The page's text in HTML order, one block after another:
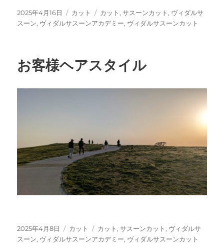
投
稿
2025年4月16日
カ
テ
カット
タ
グ
カット ,サスーンカット , ヴィダルサ
スーン, ヴィダルサスーンアカデミー, ヴィダルサスーンカット
お客様ヘアスタイル
投
稿
2025年4月8日
カ
テ
カット
タ
グ
カット ,サスーンカット , ヴィダルサ
スーン, ヴィダルサスーンアカデミー, ヴィダルサスーンカット